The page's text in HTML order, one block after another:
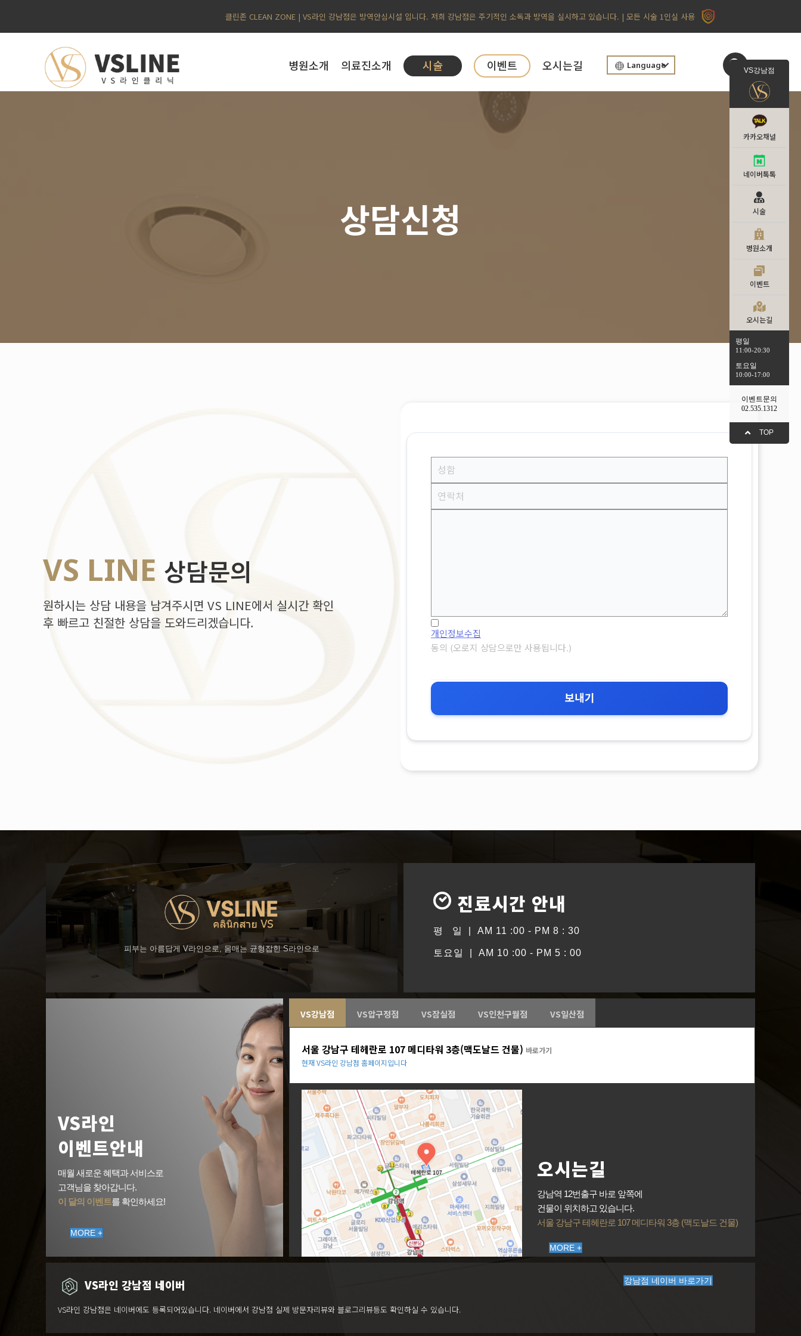
클린존 CLEAN ZONE | VS라인 강남점은 방역안심시설 입니다. 저희 강남점은 주기적인 소독과 방역을 실시하고 있습니다. | 모든 시술 1인실 사용
병원소개 의료진소개 시술 이벤트 오시는길 Language
상담신청
VS LINE 상담문의
원하시는 상담 내용을 남겨주시면 VS LINE에서 실시간 확인
후 빠르고 친절한 상담을 도와드리겠습니다.
개인정보수집
동의 (오로지 상담으로만 사용됩니다.)
보내기
VS강남점
카카오채널
네이버톡톡
시술
병원소개
이벤트
오시는길
평일
11:00-20:30
토요일
10:00-17:00
이벤트문의
02.535.1312
TOP
피부는 아름답게 V라인으로, 몸매는 균형잡힌 S라인으로
진료시간 안내
평 일 | AM 11 :00 - PM 8 : 30
토요일 | AM 10 :00 - PM 5 : 00
VS라인
이벤트안내
매월 새로운 혜택과 서비스로
고객님을 찾아갑니다.
이 달의 이벤트를 확인하세요!
MORE +
VS강남점 VS압구정점 VS잠실점 VS인천구월점 VS일산점
서울 강남구 테헤란로 107 메디타워 3층(맥도날드 건물) 바로가기
현재 VS라인 강남점 홈페이지입니다
오시는길
강남역 12번출구 바로 앞쪽에
건물이 위치하고 있습니다.
서울 강남구 테헤란로 107 메디타워 3층 (맥도날드 건물)
MORE +
VS라인 강남점 네이버
VS라인 강남점은 네이버에도 등록되어있습니다. 네이버에서 강남점 실제 방문자리뷰와 블로그리뷰등도 확인하실 수 있습니다.
강남점 네이버 바로가기